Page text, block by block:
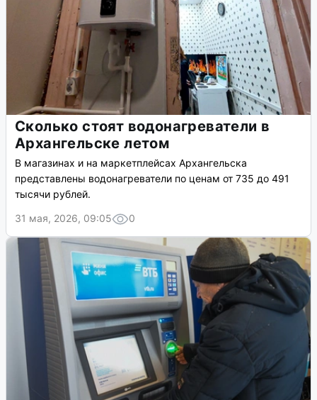
Сколько стоят водонагреватели в
Архангельске летом
В магазинах и на маркетплейсах Архангельска
представлены водонагреватели по ценам от 735 до 491
тысячи рублей.
31 мая, 2026, 09:05
0